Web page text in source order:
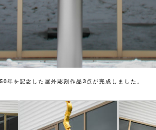
年を記念した屋外彫刻作品3点が完成しました。